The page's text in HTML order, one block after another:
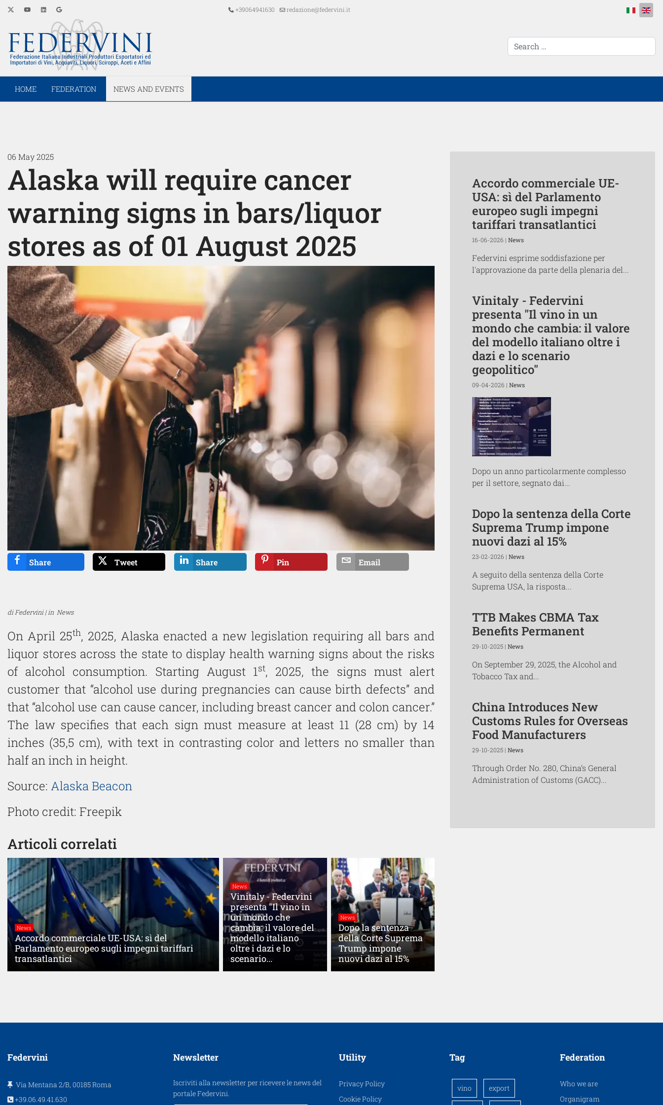
+39064941630 redazione@federvini.it Select your
cerca...
HOME FEDERATION NEWS AND EVENTS
06 May 2025
Alaska will require cancer
warning signs in bars/liquor
stores as of 01 August 2025
Share Tweet Share Pin Email
di Federvini | in News
On April 25th, 2025, Alaska enacted a new legislation requiring all bars and
liquor stores across the state to display health warning signs about the risks
of alcohol consumption. Starting August 1st, 2025, the signs must alert
customer that “alcohol use during pregnancies can cause birth defects” and
that “alcohol use can cause cancer, including breast cancer and colon cancer.”
The law specifies that each sign must measure at least 11 (28 cm) by 14
inches (35,5 cm), with text in contrasting color and letters no smaller than
half an inch in height.
Source: Alaska Beacon
Photo credit: Freepik
Articoli correlati
News
Accordo commerciale UE-USA: sì del
Parlamento europeo sugli impegni tariffari
transatlantici
News
Vinitaly - Federvini
presenta "Il vino in
un mondo che
cambia: il valore del
modello italiano
oltre i dazi e lo
scenario...
News
Dopo la sentenza
della Corte Suprema
Trump impone
nuovi dazi al 15%
Accordo commerciale UE-
USA: sì del Parlamento
europeo sugli impegni
tariffari transatlantici
16-06-2026 | News
Federvini esprime soddisfazione per
l'approvazione da parte della plenaria del...
Vinitaly - Federvini
presenta "Il vino in un
mondo che cambia: il valore
del modello italiano oltre i
dazi e lo scenario
geopolitico"
09-04-2026 | News
Dopo un anno particolarmente complesso
per il settore, segnato dai...
Dopo la sentenza della Corte
Suprema Trump impone
nuovi dazi al 15%
23-02-2026 | News
A seguito della sentenza della Corte
Suprema USA, la risposta...
TTB Makes CBMA Tax
Benefits Permanent
29-10-2025 | News
On September 29, 2025, the Alcohol and
Tobacco Tax and...
China Introduces New
Customs Rules for Overseas
Food Manufacturers
29-10-2025 | News
Through Order No. 280, China’s General
Administration of Customs (GACC)...
Federvini
Via Mentana 2/B, 00185 Roma
+39.06.49.41.630
Newsletter
Iscriviti alla newsletter per ricevere le news del
portale Federvini.
Utility
Privacy Policy
Cookie Policy
Tag
vino export
Federation
Who we are
Organigram